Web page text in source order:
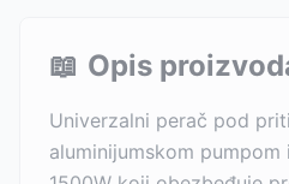
📖 Opis
Univerzalni perač pod
aluminijumskom